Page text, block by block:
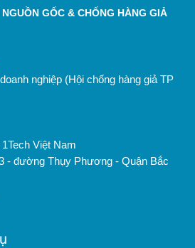
GỐC & CHỐNG HÀNG GIẢ
nghiệp (Hội chống hàng giả TP
Việt Nam
- đường Thụy Phương - Quận Bắc